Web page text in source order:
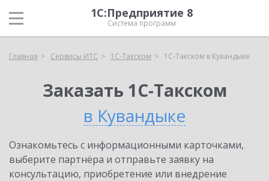
1С:Предприятие 8
Система программ
Главная Сервисы ИТС 1С-Такском 1С-Такском в Кувандыке
Заказать 1С-Такском
в Кувандыке
Ознакомьтесь с информационными карточками,
выберите партнёра и отправьте заявку на
консультацию, приобретение или внедрение